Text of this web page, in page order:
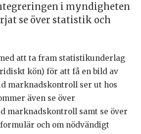
i myndigheten
se över statistik och
att ta fram statistikunderlag
kön) för att få en bild av
marknadskontroll ser ut hos
även se över
marknadskontroll samt se över
och om nödvändigt